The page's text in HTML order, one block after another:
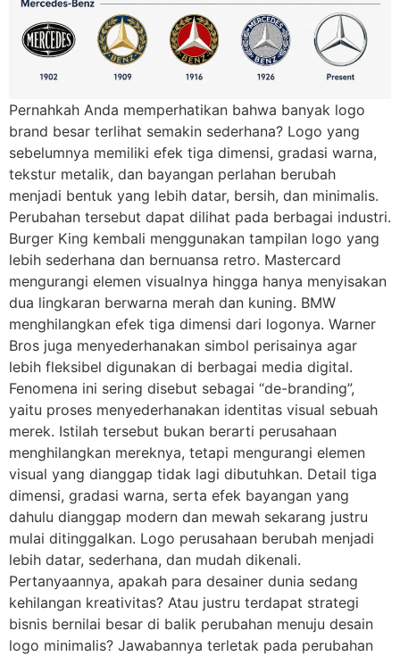
Pernahkah Anda memperhatikan bahwa banyak logo
brand besar terlihat semakin sederhana? Logo yang
sebelumnya memiliki efek tiga dimensi, gradasi warna,
tekstur metalik, dan bayangan perlahan berubah
menjadi bentuk yang lebih datar, bersih, dan minimalis.
Perubahan tersebut dapat dilihat pada berbagai industri.
Burger King kembali menggunakan tampilan logo yang
lebih sederhana dan bernuansa retro. Mastercard
mengurangi elemen visualnya hingga hanya menyisakan
dua lingkaran berwarna merah dan kuning. BMW
menghilangkan efek tiga dimensi dari logonya. Warner
Bros juga menyederhanakan simbol perisainya agar
lebih fleksibel digunakan di berbagai media digital.
Fenomena ini sering disebut sebagai “de-branding”,
yaitu proses menyederhanakan identitas visual sebuah
merek. Istilah tersebut bukan berarti perusahaan
menghilangkan mereknya, tetapi mengurangi elemen
visual yang dianggap tidak lagi dibutuhkan. Detail tiga
dimensi, gradasi warna, serta efek bayangan yang
dahulu dianggap modern dan mewah sekarang justru
mulai ditinggalkan. Logo perusahaan berubah menjadi
lebih datar, sederhana, dan mudah dikenali.
Pertanyaannya, apakah para desainer dunia sedang
kehilangan kreativitas? Atau justru terdapat strategi
bisnis bernilai besar di balik perubahan menuju desain
logo minimalis? Jawabannya terletak pada perubahan